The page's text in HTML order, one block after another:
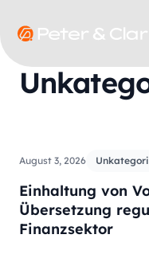
Go to our article
August 3, 2026
Einhaltung von
Übersetzung
Finanzsektor